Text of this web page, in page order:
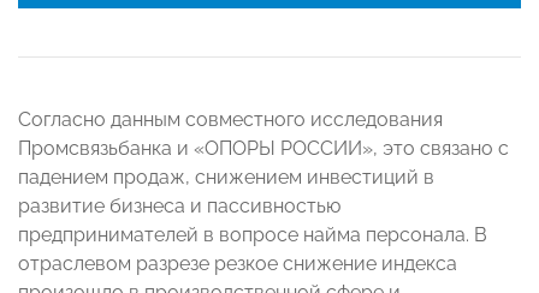
Согласно данным совместного исследования
Промсвязьбанка и «ОПОРЫ РОССИИ», это связано с
падением продаж, снижением инвестиций в
развитие бизнеса и пассивностью
предпринимателей в вопросе найма персонала. В
отраслевом разрезе резкое снижение индекса